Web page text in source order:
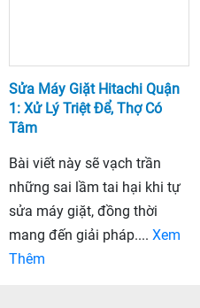
Sửa Máy Giặt Hitachi Quận
1: Xử Lý Triệt Để, Thợ Có
Tâm
Bài viết này sẽ vạch trần
những sai lầm tai hại khi tự
sửa máy giặt, đồng thời
mang đến giải pháp.... Xem
Thêm